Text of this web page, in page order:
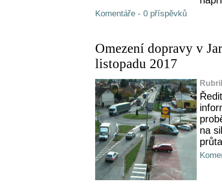
Komentáře - 0 příspěvků
Omezení dopravy v
listopadu 2017
na